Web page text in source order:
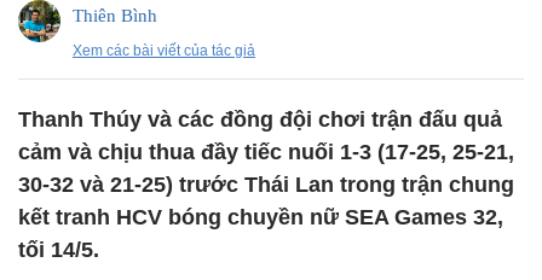
Thiên Bình
Xem các bài viết của tác giả
Thanh Thúy và các đồng đội chơi trận đấu quả
cảm và chịu thua đầy tiếc nuối 1-3 (17-25, 25-21,
30-32 và 21-25) trước Thái Lan trong trận chung
kết tranh HCV bóng chuyền nữ SEA Games 32,
tối 14/5.